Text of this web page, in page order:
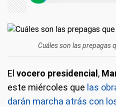
Cuáles son las prepagas
El vocero presidencial,
este miércoles que las
darán marcha atrás con